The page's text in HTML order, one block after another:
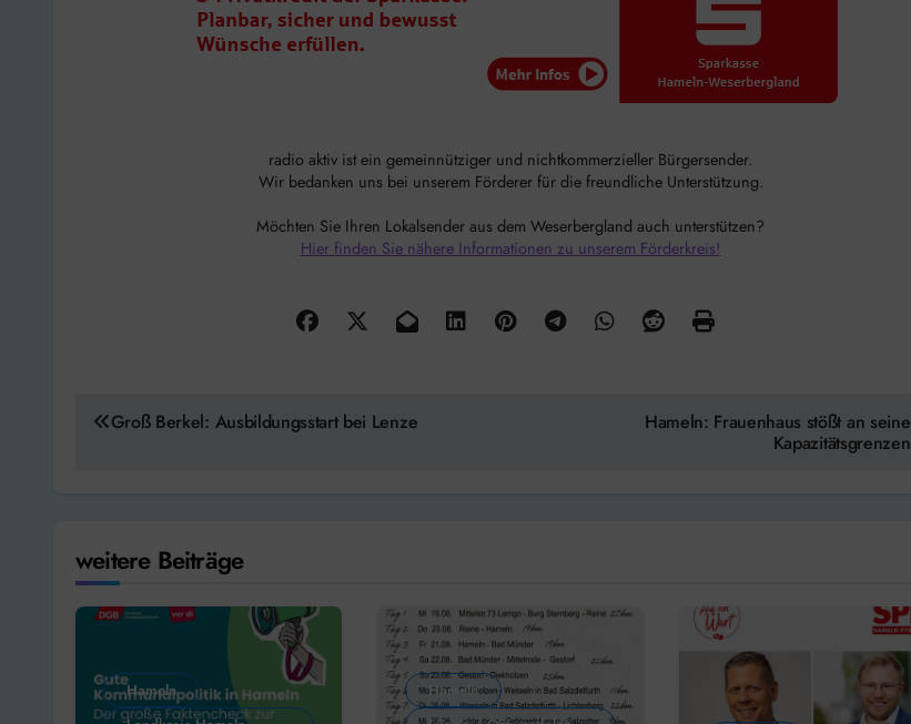
radio aktiv ist ein gemeinnütziger und nichtkommerzieller Bürgersender.
Wir bedanken uns bei unserem Förderer für die freundliche Unterstützung.
Möchten Sie Ihren Lokalsender aus dem Weserbergland auch unterstützen?
Hier finden Sie nähere Informationen zu unserem Förderkreis!
Beitragsnavigation
Groß Berkel: Ausbildungsstart bei Lenze
Hameln: Frauenhaus stößt an seine
Kapazitätsgrenzen
weitere Beiträge
Hameln
Hameln